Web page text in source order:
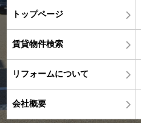
トップページ
賃貸物件検索
リフォームについて
会社概要